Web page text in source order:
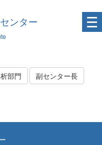
ンター
部門 副センター長